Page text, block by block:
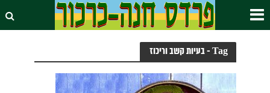
Tag - בעיות קשב וריכוז